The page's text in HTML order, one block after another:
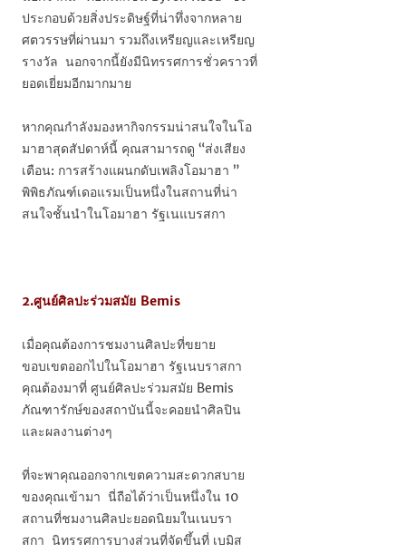
ประกอบด้วยสิ่งประดิษฐ์ที่น่าทึ่งจากหลาย
ศตวรรษที่ผ่านมา รวมถึงเหรียญและเหรียญ
รางวัล นอกจากนี้ยังมีนิทรรศการชั่วคราวที่
ยอดเยี่ยมอีกมากมาย
หากคุณกำลังมองหากิจกรรมน่าสนใจในโอ
มาฮาสุดสัปดาห์นี้ คุณสามารถดู “ส่งเสียง
เตือน: การสร้างแผนกดับเพลิงโอมาฮา ”
พิพิธภัณฑ์เดอแรมเป็นหนึ่งในสถานที่น่า
สนใจชั้นนำในโอมาฮา รัฐเนแบรสกา
2.ศูนย์ศิลปะร่วมสมัย Bemis
เมื่อคุณต้องการชมงานศิลปะที่ขยาย
ขอบเขตออกไปในโอมาฮา รัฐเนบราสกา
คุณต้องมาที่ ศูนย์ศิลปะร่วมสมัย Bemis
ภัณฑารักษ์ของสถาบันนี้จะคอยนำศิลปิน
และผลงานต่างๆ
ที่จะพาคุณออกจากเขตความสะดวกสบาย
ของคุณเข้ามา นี่ถือได้ว่าเป็นหนึ่งใน 10
สถานที่ชมงานศิลปะยอดนิยมในเนบรา
สกา นิทรรศการบางส่วนที่จัดขึ้นที่ เบมิส